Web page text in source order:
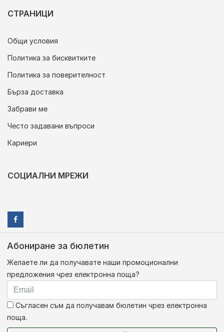
СТРАНИЦИ
Общи условия
Политика за бисквитките
Политика за поверителност
Бърза доставка
Забрави ме
Често задавани въпроси
Кариери
СОЦИАЛНИ МРЕЖИ
Абониране за бюлетин
Желаете ли да получавате наши промоционални
предложения чрез електронна поща?
Съгласен съм да получавам бюлетин чрез електронна
поща.